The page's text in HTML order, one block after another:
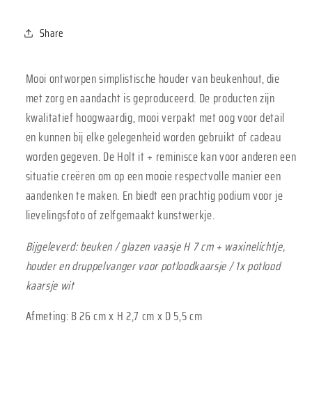
Share
Mooi ontworpen simplistische houder van beukenhout, die
met zorg en aandacht is geproduceerd. De producten zijn
kwalitatief hoogwaardig, mooi verpakt met oog voor detail
en kunnen bij elke gelegenheid worden gebruikt of cadeau
worden gegeven. De Holt it + reminisce kan voor anderen een
situatie creëren om op een mooie respectvolle manier een
aandenken te maken. En biedt een prachtig podium voor je
lievelingsfoto of zelfgemaakt kunstwerkje.
Bijgeleverd: beuken / glazen vaasje H 7 cm + waxinelichtje,
houder en druppelvanger voor potloodkaarsje / 1x potlood
kaarsje wit
Afmeting: B 26 cm x H 2,7 cm x D 5,5 cm